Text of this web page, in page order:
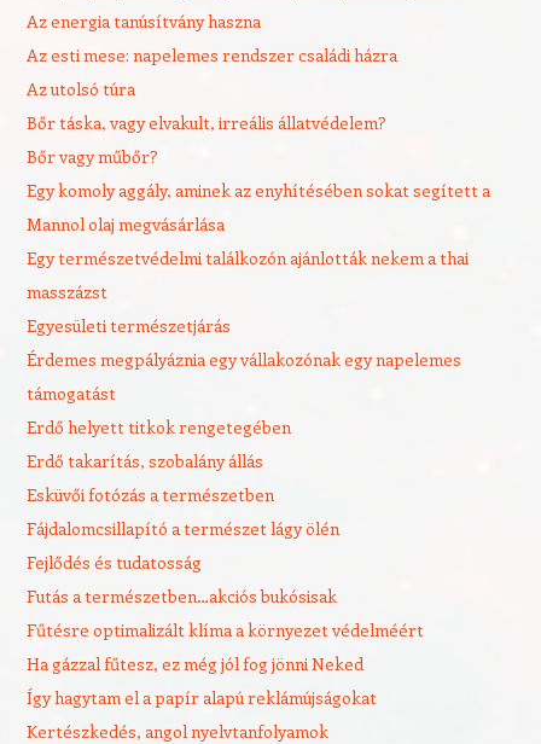
Az energia tanúsítvány haszna
Az esti mese: napelemes rendszer családi házra
Az utolsó túra
Bőr táska, vagy elvakult, irreális állatvédelem?
Bőr vagy műbőr?
Egy komoly aggály, aminek az enyhítésében sokat segített a
Mannol olaj megvásárlása
Egy természetvédelmi találkozón ajánlották nekem a thai
masszázst
Egyesületi természetjárás
Érdemes megpályáznia egy vállakozónak egy napelemes
támogatást
Erdő helyett titkok rengetegében
Erdő takarítás, szobalány állás
Esküvői fotózás a természetben
Fájdalomcsillapító a természet lágy ölén
Fejlődés és tudatosság
Futás a természetben…akciós bukósisak
Fűtésre optimalizált klíma a környezet védelméért
Ha gázzal fűtesz, ez még jól fog jönni Neked
Így hagytam el a papír alapú reklámújságokat
Kertészkedés, angol nyelvtanfolyamok